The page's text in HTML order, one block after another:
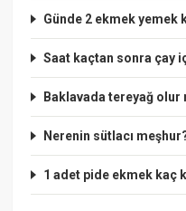
Günde 2 ekmek yemek
Saat kaçtan sonra çay
Baklavada tereyağ olur
Nerenin sütlacı
1 adet pide ekmek kaç